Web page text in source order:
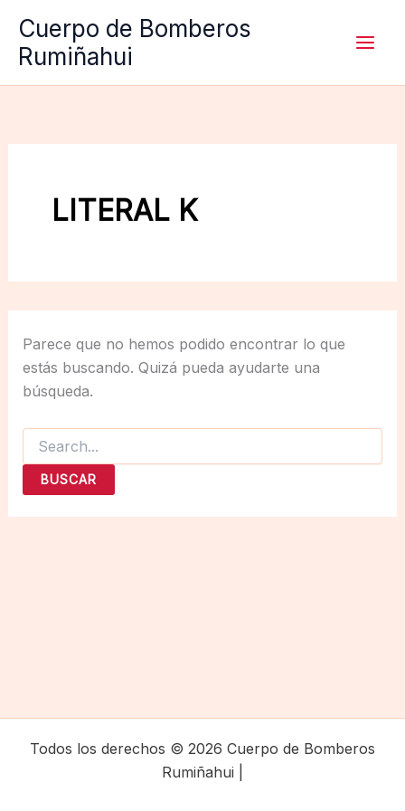
contenido
Cuerpo de Bomberos
Rumiñahui
LITERAL K
Parece que no hemos podido encontrar lo que
estás buscando. Quizá pueda ayudarte una
búsqueda.
Buscar
por:
Todos los derechos © 2026 Cuerpo de Bomberos
Rumiñahui |